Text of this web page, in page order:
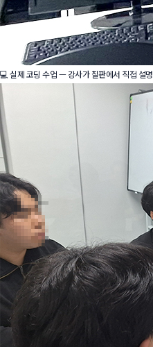
💻 실제 코딩 수업 — 강사가 칠판에서 직접 설명